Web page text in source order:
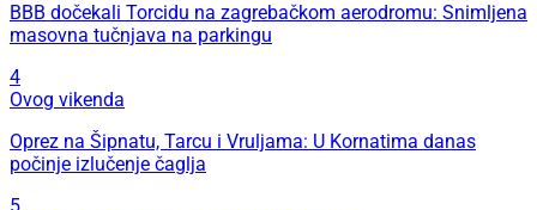
BBB dočekali Torcidu na zagrebačkom aerodromu: Snimljena
masovna tučnjava na parkingu
4
Ovog vikenda
Oprez na Šipnatu, Tarcu i Vruljama: U Kornatima danas
počinje izlučenje čaglja